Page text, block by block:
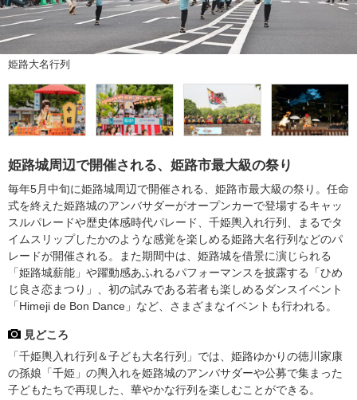
姫路大名行列
姫路城周辺で開催される、姫路市最大級の祭り
毎年5月中旬に姫路城周辺で開催される、姫路市最大級の祭り。任命
式を終えた姫路城のアンバサダーがオープンカーで登場するキャッ
スルパレードや歴史体感時代パレード、千姫輿入れ行列、まるでタ
イムスリップしたかのような感覚を楽しめる姫路大名行列などのパ
レードが開催される。また期間中は、姫路城を借景に演じられる
「姫路城薪能」や躍動感あふれるパフォーマンスを披露する「ひめ
じ良さ恋まつり」、初の試みである若者も楽しめるダンスイベント
「Himeji de Bon Dance」など、さまざまなイベントも行われる。
見どころ
「千姫輿入れ行列＆子ども大名行列」では、姫路ゆかりの徳川家康
の孫娘「千姫」の輿入れを姫路城のアンバサダーや公募で集まった
子どもたちで再現した、華やかな行列を楽しむことができる。